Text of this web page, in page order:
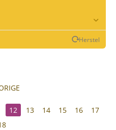
Herstel
12 13 14 15 16
17